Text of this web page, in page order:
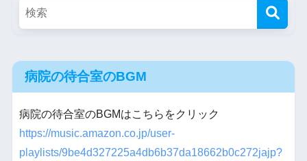
病院の待合室のBGM
病院の待合室のBGMはこちらをクリック
https://music.amazon.co.jp/user-
playlists/9be4d327225a4db6b37da18662b0c272jajp?